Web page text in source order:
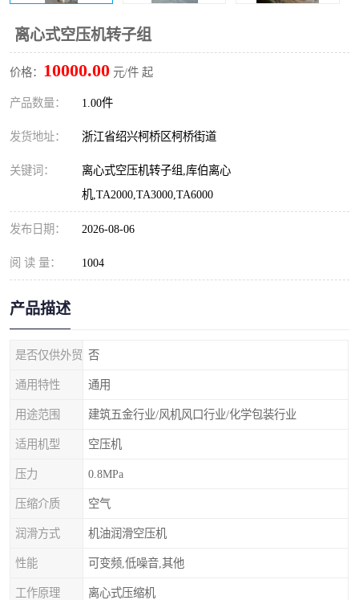
离心式空压机转子组
价格： 10000.00 元/件 起
产品数量： 1.00件
发货地址： 浙江省绍兴柯桥区柯桥街道
关键词：
离心式空压机转子组,库伯离心
机,TA2000,TA3000,TA6000
发布日期： 2026-08-06
阅 读 量： 1004
产品描述
是否仅供外贸 否
通用特性 通用
用途范围 建筑五金行业/风机风口行业/化学包装行业
适用机型 空压机
压力 0.8MPa
压缩介质 空气
润滑方式 机油润滑空压机
性能 可变频,低噪音,其他
工作原理 离心式压缩机
CAMERON空压机维修